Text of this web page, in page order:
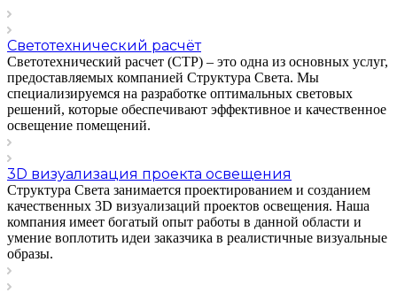
Светотехнический расчёт
Светотехнический расчет (СТР) – это одна из основных услуг,
предоставляемых компанией Структура Света. Мы
специализируемся на разработке оптимальных световых
решений, которые обеспечивают эффективное и качественное
освещение помещений.
3D визуализация проекта освещения
Структура Света занимается проектированием и созданием
качественных 3D визуализаций проектов освещения. Наша
компания имеет богатый опыт работы в данной области и
умение воплотить идеи заказчика в реалистичные визуальные
образы.